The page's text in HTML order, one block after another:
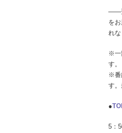
――
を
れな
※一
す。
※番
す
●
5：